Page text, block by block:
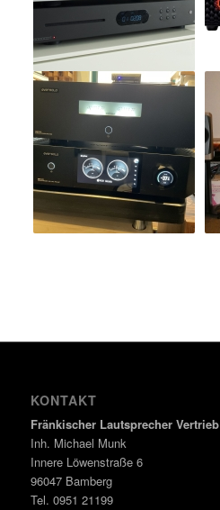
KONTAKT
Fränkischer Lautsprecher Vertrieb
Inh. Michael Munk
Innere Löwenstraße 6
96047 Bamberg
Tel. 0951 21199